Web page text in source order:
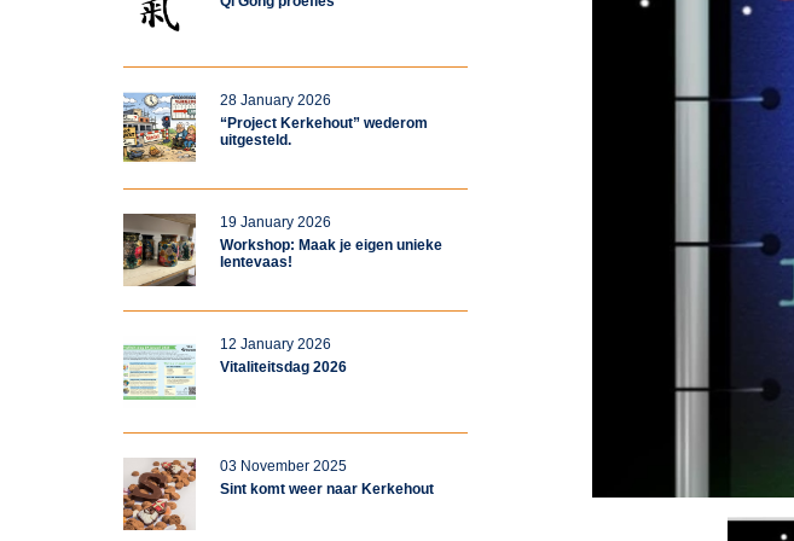
28 January 2026
“Project Kerkehout” wederom
uitgesteld.
19 January 2026
Workshop: Maak je eigen unieke
lentevaas!
12 January 2026
Vitaliteitsdag 2026
03 November 2025
Sint komt weer naar Kerkehout